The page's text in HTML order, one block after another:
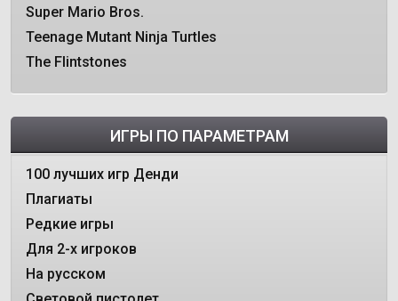
Super Mario Bros.
Teenage Mutant Ninja Turtles
The Flintstones
ИГРЫ ПО ПАРАМЕТРАМ
100 лучших игр Денди
Плагиаты
Редкие игры
Для 2-х игроков
На русском